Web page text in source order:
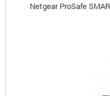
Netgear ProSafe